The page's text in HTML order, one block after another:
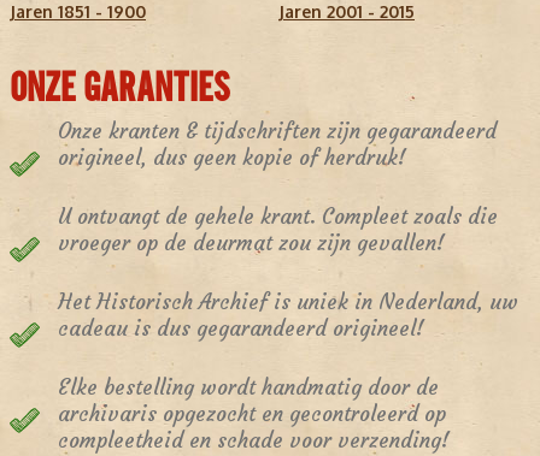
Jaren 1851 - 1900
Jaren 2001 - 2015
ONZE GARANTIES
Onze kranten & tijdschriften zijn gegarandeerd
origineel, dus geen kopie of herdruk!
U ontvangt de gehele krant. Compleet zoals die
vroeger op de deurmat zou zijn gevallen!
Het Historisch Archief is uniek in Nederland, uw
cadeau is dus gegarandeerd origineel!
Elke bestelling wordt handmatig door de
archivaris opgezocht en gecontroleerd op
compleetheid en schade voor verzending!